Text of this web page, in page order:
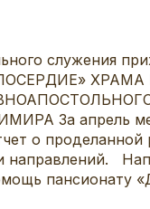
служения
За апрель
о проделанной
направлений.
пансионату